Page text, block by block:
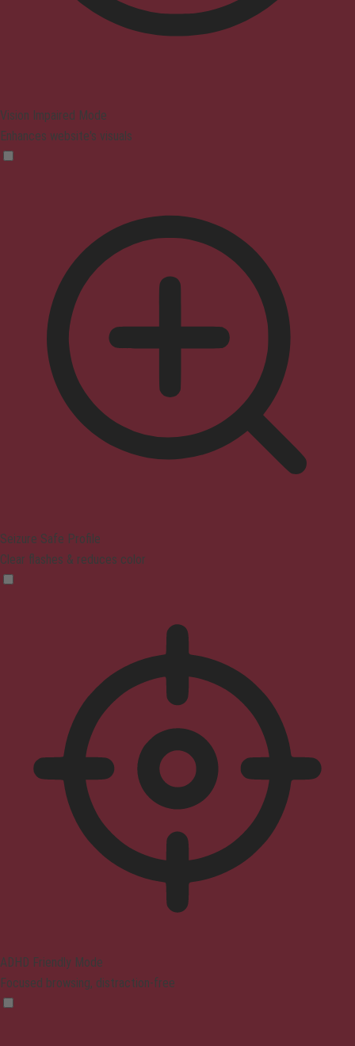
Vision Impaired Mode
Enhances website's visuals
Seizure Safe Profile
Clear flashes & reduces color
ADHD Friendly Mode
Focused browsing, distraction-free